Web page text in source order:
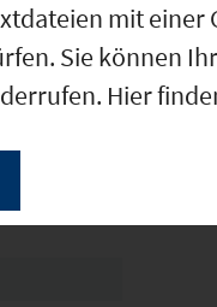
mit
Sie können
Hier